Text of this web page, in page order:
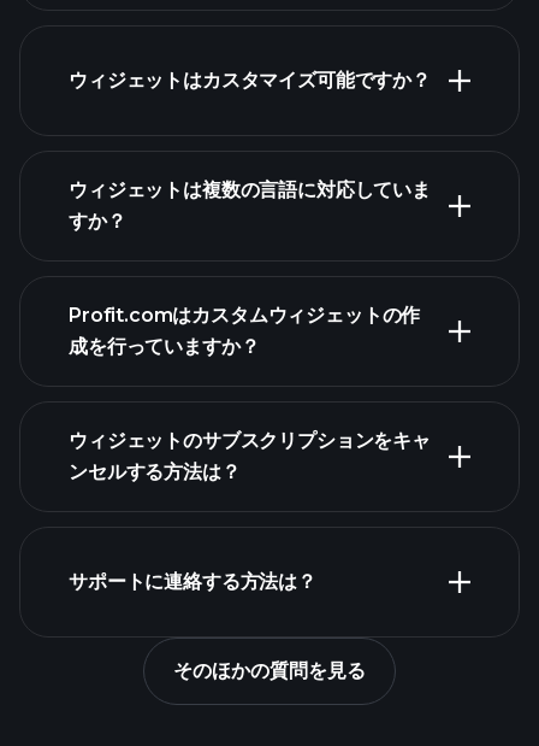
ウィジェットはカスタマイズ可能ですか？
ウィジェットは複数の言語に対応していま
すか？
Profit.comはカスタムウィジェットの作
成を行っていますか？
contact@profit.com
ウィジェットのサブスクリプションをキャ
ンセルする方法は？
コンソール
サポートに連絡する方法は？
そのほかの質問を見る